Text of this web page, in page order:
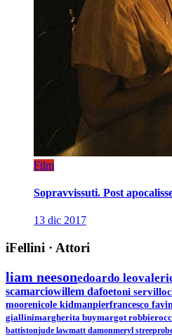
Film
Sopravvissuti. Post
13 dic 2017
iFellini · Attori
liam neesonedoardo leo
scamarciowillem dafoetoni servillo
moorenicole kidmanpierfrancesco
giallinimargherita buymargot robbie
battistonjude lawmatt damonmeryl streep